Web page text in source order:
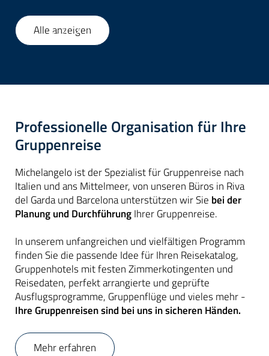
1 42
Alle anzeigen
Professionelle Organisation für Ihre
Gruppenreise
Michelangelo ist der Spezialist für Gruppenreise nach
Italien und ans Mittelmeer, von unseren Büros in Riva
del Garda und Barcelona unterstützen wir Sie bei der
Planung und DurchführungIhrer Gruppenreise.
In unserem unfangreichen und vielfältigen Programm
finden Sie die passende Idee für Ihren Reisekatalog,
Gruppenhotels mit festen Zimmerkotingenten und
Reisedaten, perfekt arrangierte und geprüfte
Ausflugsprogramme, Gruppenflüge und vieles mehr -
Ihre Gruppenreisen sind bei uns in sicheren Händen.
Mehr erfahren